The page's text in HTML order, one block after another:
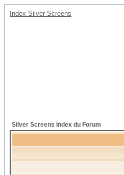
Index Silver Screens
Silver Screens Index du Forum